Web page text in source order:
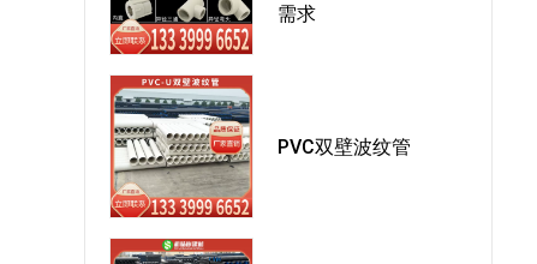
需求
PVC双壁波纹管